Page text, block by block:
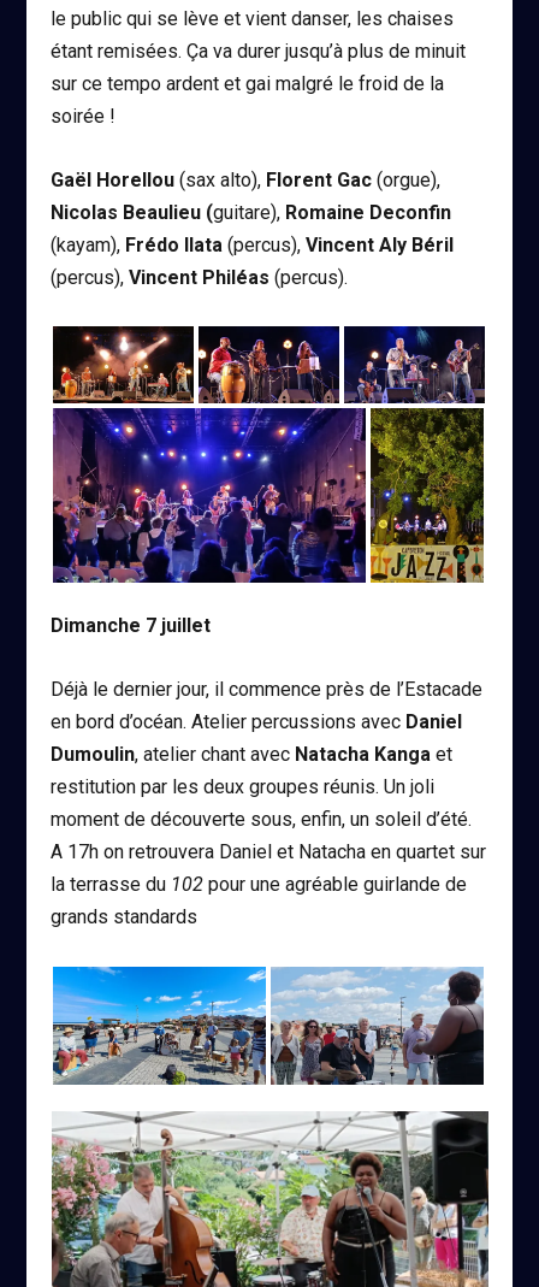
le public qui se lève et vient danser, les chaises
étant remisées. Ça va durer jusqu’à plus de minuit
sur ce tempo ardent et gai malgré le froid de la
soirée !
Gaël Horellou (sax alto), Florent Gac (orgue),
Nicolas Beaulieu (guitare), Romaine Deconfin
(kayam), Frédo Ilata (percus),Vincent Aly Béril
(percus),Vincent Philéas (percus).
Dimanche 7 juillet
Déjà le dernier jour, il commence près de l’Estacade
en bord d’océan. Atelier percussions avec Daniel
Dumoulin, atelier chant avec Natacha Kanga et
restitution par les deux groupes réunis. Un joli
moment de découverte sous, enfin, un soleil d’été.
A 17h on retrouvera Daniel et Natacha en quartet sur
la terrasse du 102 pour une agréable guirlande de
grands standards